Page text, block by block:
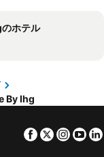
ホテル
By Ihg
Facebook
Twitter